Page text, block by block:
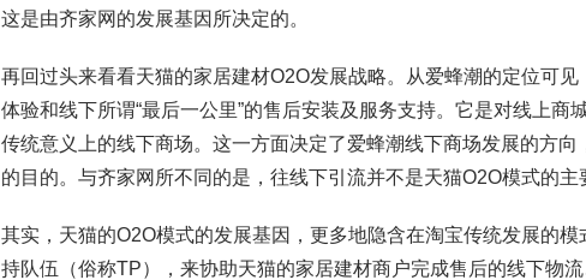
这是由齐家网的发展基因所决定的。
再回过头来看看天猫的家居建材O2O发展战略。从爱蜂潮的定位可
体验和线下所谓“最后一公里”的售后安装及服务支持。它是对线上商
传统意义上的线下商场。这一方面决定了爱蜂潮线下商场发展的方
的目的。与齐家网所不同的是，往线下引流并不是天猫O2O模式的主
其实，天猫的O2O模式的发展基因，更多地隐含在淘宝传统发展的
持队伍（俗称TP），来协助天猫的家居建材商户完成售后的线下物